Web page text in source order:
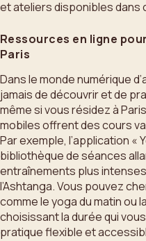
et ateliers disponibles dans
Ressources en ligne
Paris
Dans le monde numérique
jamais de découvrir et de
même si vous résidez à
mobiles offrent des cours
Par exemple, l’application «
bibliothèque de séances
entraînements plus
l’Ashtanga. Vous pouvez
comme le yoga du matin ou
choisissant la durée qui
pratique flexible et